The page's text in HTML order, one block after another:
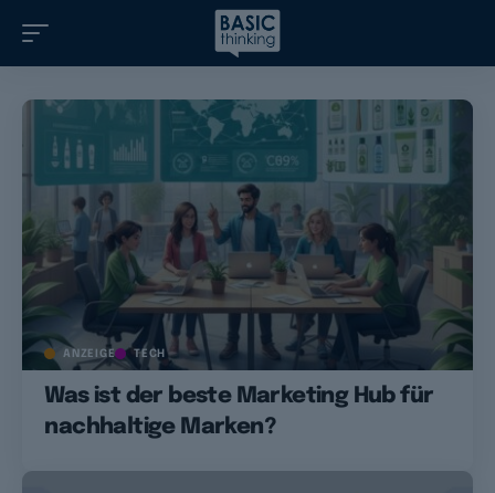
ANZEIGE TECH
Was ist der beste Marketing Hub für
nachhaltige Marken?